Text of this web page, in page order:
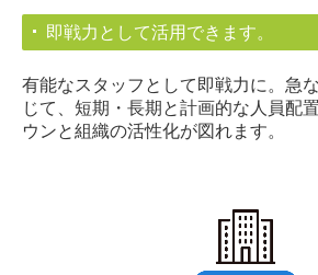
即戦力として活用できます。
有能なスタッフとして即戦力に。急
じて、短期・長期と計画的な人員配
ウンと組織の活性化が図れます。